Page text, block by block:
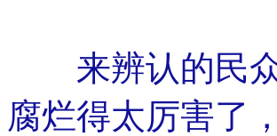
来辨认的民众
腐烂得太厉害了